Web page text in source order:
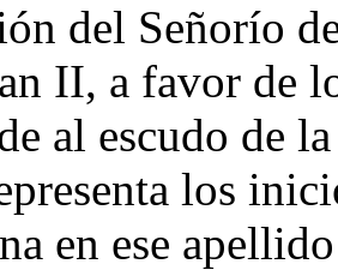
del Señorío
II, a favor de
al escudo de
los
en ese